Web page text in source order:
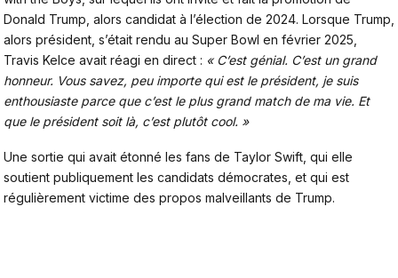
Donald Trump, alors candidat à l’élection de 2024. Lorsque Trump,
alors président, s’était rendu au Super Bowl en février 2025,
Travis Kelce avait réagi en direct : « C’est génial. C’est un grand
honneur. Vous savez, peu importe qui est le président, je suis
enthousiaste parce que c’est le plus grand match de ma vie. Et
que le président soit là, c’est plutôt cool. »
Une sortie qui avait étonné les fans de Taylor Swift, qui elle
soutient publiquement les candidats démocrates, et qui est
régulièrement victime des propos malveillants de Trump.